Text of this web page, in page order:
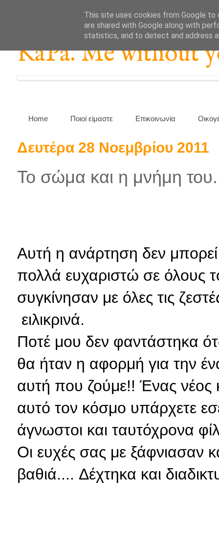
KaPa. Me without
Home Ποιοί είμαστε Επικοινωνία
Δευτέρα 28 Νοεμβρίου 2011
Το σώμα και η μνήμη
Αυτή η ανάρτηση δεν
πολλά ευχαριστώ σε όλους
συγκίνησαν με όλες τις
ειλικρινά.
Ποτέ μου δεν φαντάστηκα
θα ήταν η αφορμή για την
αυτή που ζούμε!! Ένας νέος
αυτό τον κόσμο υπάρχετε
άγνωστοι και ταυτόχρονα
Οι ευχές σας με ξάφνιασαν
βαθιά.... Δέχτηκα και
This site uses cookies from Google to
are shared with Google along with
statistics, and to detect and address